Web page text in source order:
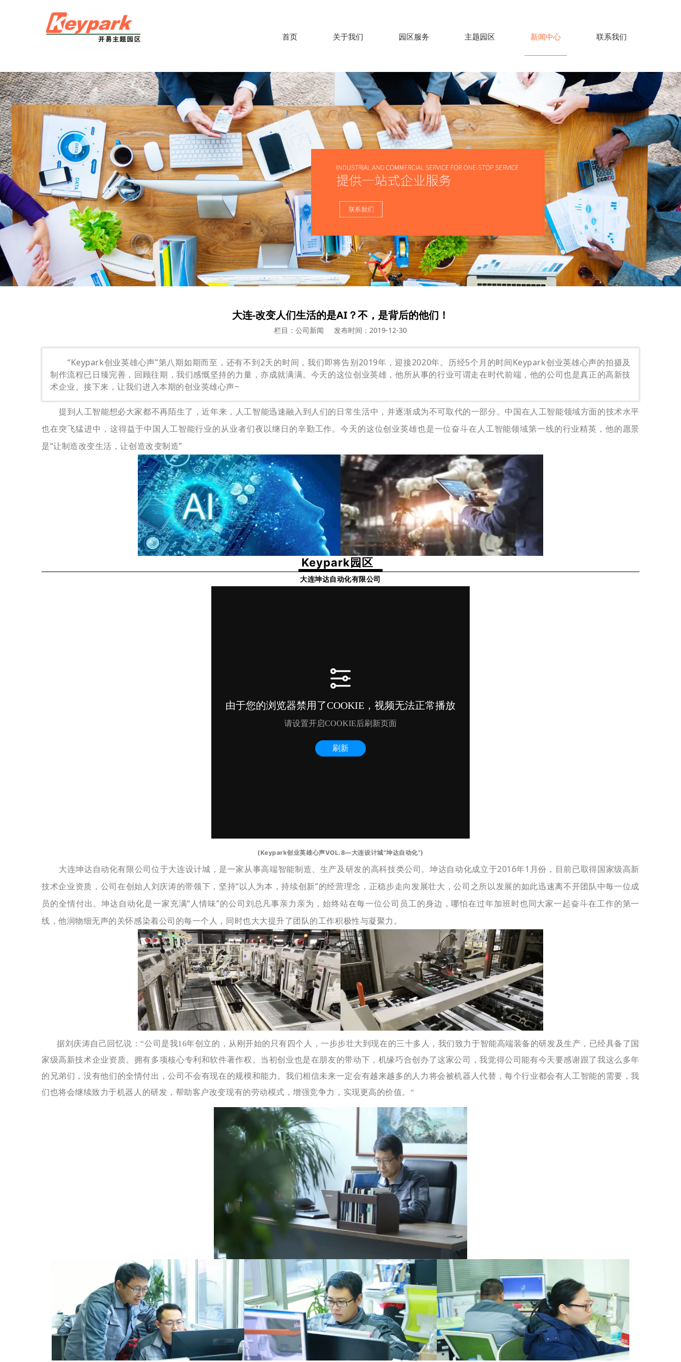
首页 关于我们 园区服务 主题园区 新闻中心 联系我们
大连-改变人们生活的是AI？不，是背后的他们！
栏目：公司新闻 发布时间：2019-12-30
“Keypark创业英雄心声”第八期如期而至， 还有不到2天的时间，我们即将告别2019年，迎接2020年。历经5个月的时间Keypark创业英雄心声的拍摄及
制作流程已日臻完善，回顾往期，我们感慨坚持的力量，亦成就满满。 今天的这位创业英雄，他所从事的行业可谓走在时代前端，他的公司也是真正的高新技
术企业。接下来，让我们进入本期的创业英雄心声~
提到人工智能想必大家都不再陌生了，近年来，人工智能迅速融入到人们的日常生活中， 并逐渐成为不可取代的一部分。 中国在人工智能领域方面的技术水平
也在突飞猛进中， 这得益于中国人工智能行业的从业者们夜以继日的辛勤工作。今天的这位创业英雄也是一位奋斗在人工智能领域第一线的行业精英， 他的愿景
是“让制造改变生活，让创造改变制造”
Keypark园区
大连坤达自动化有限公司
(Keypark创业英雄心声VOL.8—大连设计城“坤达自动化”)
大连坤达自动化有限公司位于大连设计城， 是一家从事高端智能制造、生产及研发的高科技类公司。坤达自动化成立于2016年1月份，目前已取得国家级高新
技术企业资质，公司在创始人刘庆涛的带领下，坚持“以人为本，持续创新”的经营理念，正稳步走向发展壮大，公司之所以发展的如此迅速离不开团队中每一位成
员的全情付出。坤达自动化是一家充满“人情味”的公司刘总凡事亲力亲为，始终站在每一位公司员工的身边，哪怕在过年加班时也同大家一起奋斗在工作的第一
线，他润物细无声的关怀感染着公司的每一个人，同时也大大提升了团队的工作积极性与凝聚力。
据刘庆涛自己回忆说：“公司是我16年创立的，从刚开始的只有四个人，一步步壮大到现在的三十多人，我们致力于智能高端装备的研发及生产，已经具备了国
家级高新技术企业资质。拥有多项核心专利和软件著作权。当初创业也是在朋友的带动下，机缘巧合创办了这家公司，我觉得公司能有今天要感谢跟了我这么多年
的兄弟们，没有他们的全情付出，公司不会有现在的规模和能力。我们相信未来一定会有越来越多的人力将会被机器人代替，每个行业都会有人工智能的需要，我
们也将会继续致力于机器人的研发，帮助客户改变现有的劳动模式，增强竞争力，实现更高的价值。“